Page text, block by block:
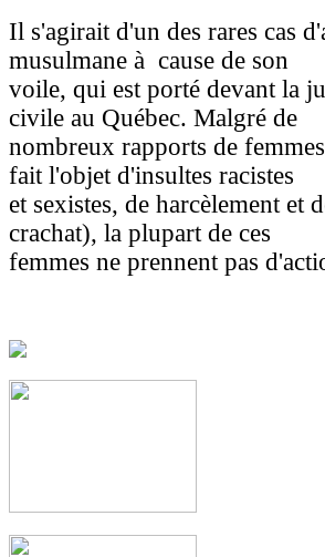
Il s'agirait d'un des rares cas
musulmane à cause de son
voile, qui est porté devant la
civile au Québec. Malgré de
nombreux rapports de
fait l'objet d'insultes racistes
et sexistes, de harcèlement et
crachat), la plupart de ces
femmes ne prennent pas